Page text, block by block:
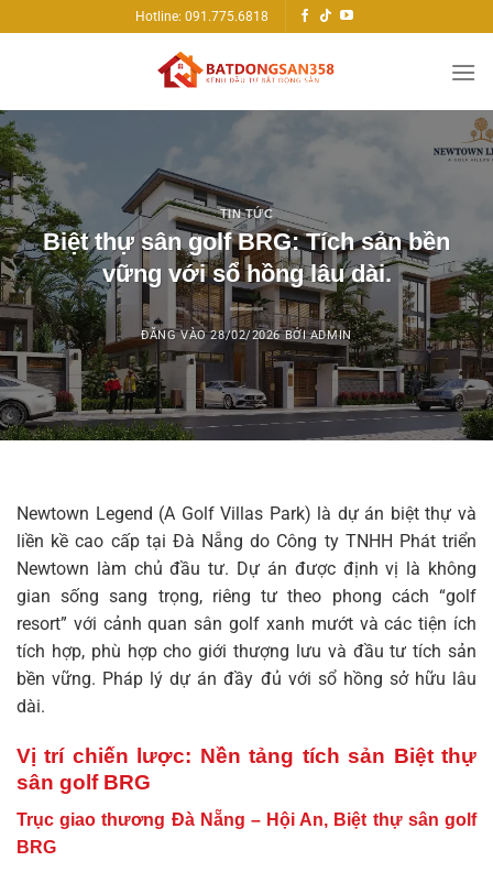
qua
Hotline: 091.775.6818
TIN TỨC
Biệt thự sân golf BRG: Tích sản bền
vững với sổ hồng lâu dài.
ĐĂNG VÀO28/02/2026 BỞIADMIN
Newtown Legend (A Golf Villas Park) là dự án biệt thự và
liền kề cao cấp tại Đà Nẵng do Công ty TNHH Phát triển
Newtown làm chủ đầu tư. Dự án được định vị là không
gian sống sang trọng, riêng tư theo phong cách “golf
resort” với cảnh quan sân golf xanh mướt và các tiện ích
tích hợp, phù hợp cho giới thượng lưu và đầu tư tích sản
bền vững. Pháp lý dự án đầy đủ với sổ hồng sở hữu lâu
dài.
Vị trí chiến lược: Nền tảng tích sản Biệt thự
sân golf BRG
Trục giao thương Đà Nẵng – Hội An, Biệt thự sân golf
BRG